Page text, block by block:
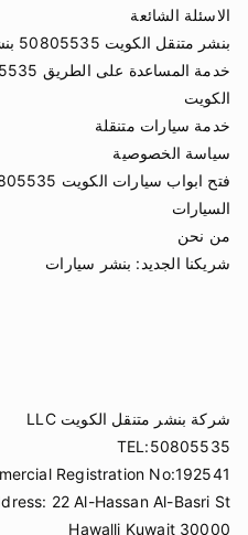
الاسئلة الشائعة
بنشر متنقل الكويت 50805535 بنشر تبديل تواير وبطاريات سيارات
الكويت
خدمة سيارات متنقلة
سياسة الخصوصية
السيارات
من نحن
شريكنا الجديد: بنشر سيارات
شركة بنشر متنقل الكويت LLC
TEL:50805535
Registration No:192541
22 Al-Hassan Al-Basri St
Hawalli Kuwait 30000